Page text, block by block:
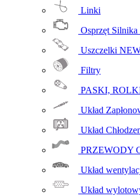
Linki
Osprzęt Silnika
Uszczelki
Filtry
PASKI,
Układ
Układ
PRZEWODY
Układ
Układ